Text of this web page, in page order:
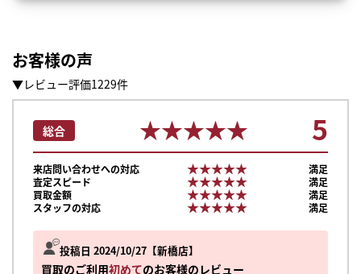
お客様の声
▼レビュー評価1229件
投稿日 2024/10/27 新橋店
買取のご利用初めてのお客様のレビュー
総合 ★★★★★
★★★★★ 5
来店問い合わせへの対応 ★★★★★
★★★★★
満足
査定スピード
★★★★★
★★★★★
満足
買取金額
★★★★★
★★★★★
満足
スタッフの対応
★★★★★
★★★★★ 満足